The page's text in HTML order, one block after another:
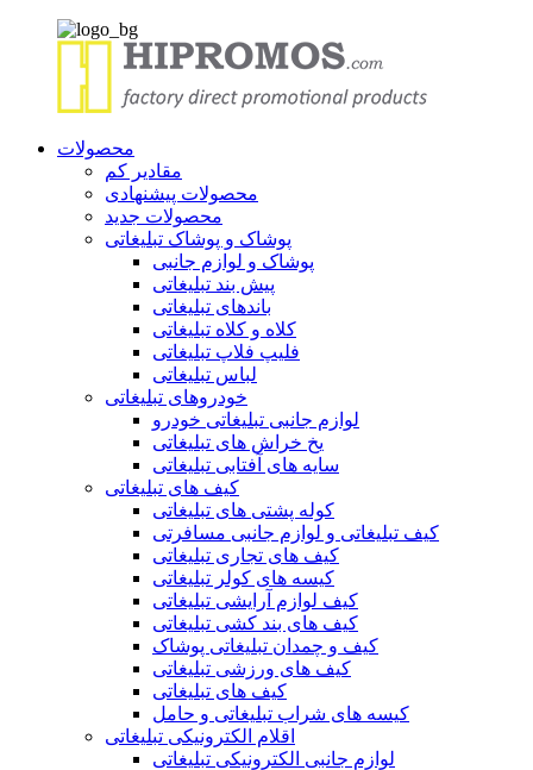
محصولات
مقادیر کم
محصولات پیشنهادی
محصولات جدید
پوشاک و پوشاک تبلیغاتی
پوشاک و لوازم جانبی
پیش بند تبلیغاتی
باندهای تبلیغاتی
کلاه و کلاه تبلیغاتی
فلیپ فلاپ تبلیغاتی
لباس تبلیغاتی
خودروهای تبلیغاتی
لوازم جانبی تبلیغاتی خودرو
یخ خراش های تبلیغاتی
سایه های آفتابی تبلیغاتی
کیف های تبلیغاتی
کوله پشتی های تبلیغاتی
کیف تبلیغاتی و لوازم جانبی مسافرتی
کیف های تجاری تبلیغاتی
کیسه های کولر تبلیغاتی
کیف لوازم آرایشی تبلیغاتی
کیف های بند کشی تبلیغاتی
کیف و چمدان تبلیغاتی پوشاک
کیف های ورزشی تبلیغاتی
کیف های تبلیغاتی
کیسه های شراب تبلیغاتی و حامل
اقلام الکترونیکی تبلیغاتی
لوازم جانبی الکترونیکی تبلیغاتی